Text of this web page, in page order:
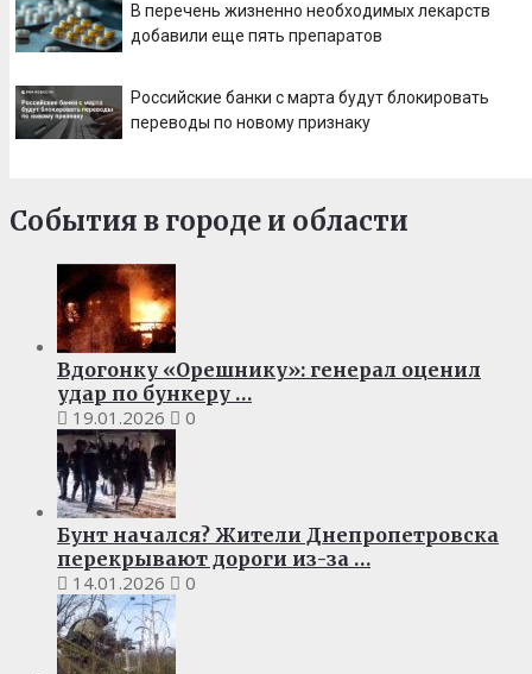
В перечень жизненно необходимых лекарств
добавили еще пять препаратов
Российские банки с марта будут блокировать
переводы по новому признаку
События в городе и области
Вдогонку «Орешнику»: генерал оценил
удар по бункеру …
19.01.2026
0
Бунт начался? Жители Днепропетровска
перекрывают дороги из-за …
14.01.2026
0